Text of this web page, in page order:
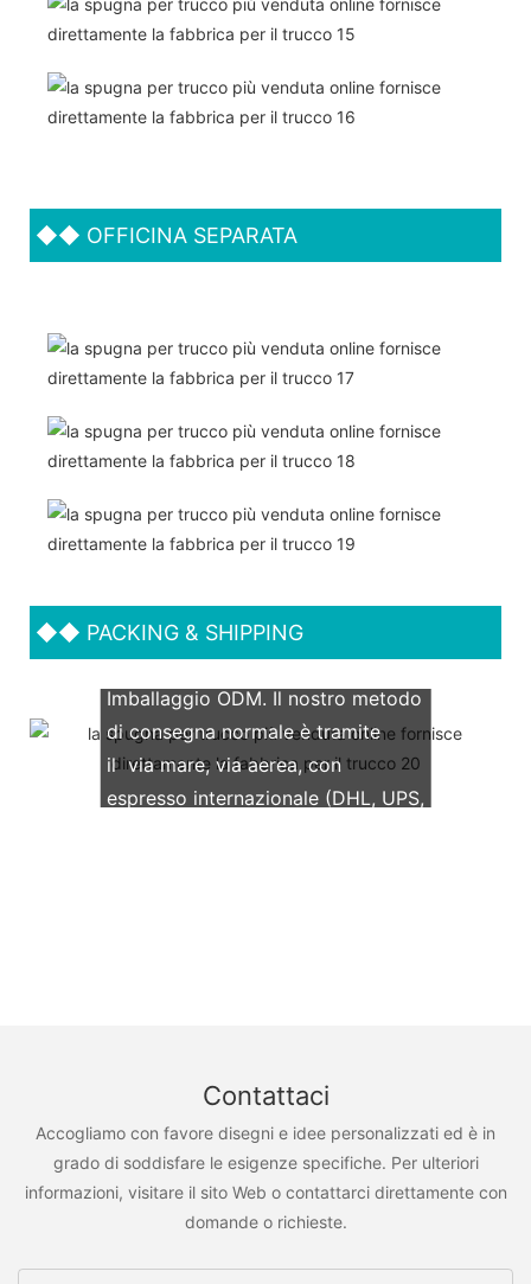
◆◆ OFFICINA SEPARATA
◆◆ PACKING & SHIPPING
Supportiamo entrambi gli OEM &
Imballaggio ODM. Il nostro metodo
di consegna normale è tramite
il via mare, via aerea, con
espresso internazionale (DHL, UPS,
Contattaci
Accogliamo con favore disegni e idee personalizzati ed è in
grado di soddisfare le esigenze specifiche. Per ulteriori
informazioni, visitare il sito Web o contattarci direttamente con
domande o richieste.